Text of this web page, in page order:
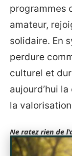
programmes
amateur,
solidaire. En
perdure
culturel et
aujourd’hui
la
Ne ratez rien de